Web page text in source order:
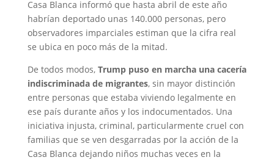
Casa Blanca informó que hasta abril de este año
habrían deportado unas 140.000 personas, pero
observadores imparciales estiman que la cifra real
se ubica en poco más de la mitad.
De todos modos, Trump puso en marcha una cacería
indiscriminada de migrantes, sin mayor distinción
entre personas que estaba viviendo legalmente en
ese país durante años y los indocumentados. Una
iniciativa injusta, criminal, particularmente cruel con
familias que se ven desgarradas por la acción de la
Casa Blanca dejando niños muchas veces en la